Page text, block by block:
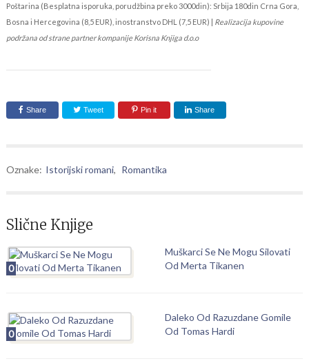
Poštarina (Besplatna isporuka, porudžbina preko 3000din): Srbija 180din Crna Gora,
Bosna i Hercegovina (8,5 EUR), inostranstvo DHL (7,5 EUR) | Realizacija kupovine
podržana od strane partner kompanije Korisna Knjiga d.o.o
Share Tweet Pin it Share
Oznake: Istorijski romani, Romantika
Slične Knjige
0
Muškarci Se Ne Mogu Silovati
Od Merta Tikanen
0
Daleko Od Razuzdane Gomile
Od Tomas Hardi